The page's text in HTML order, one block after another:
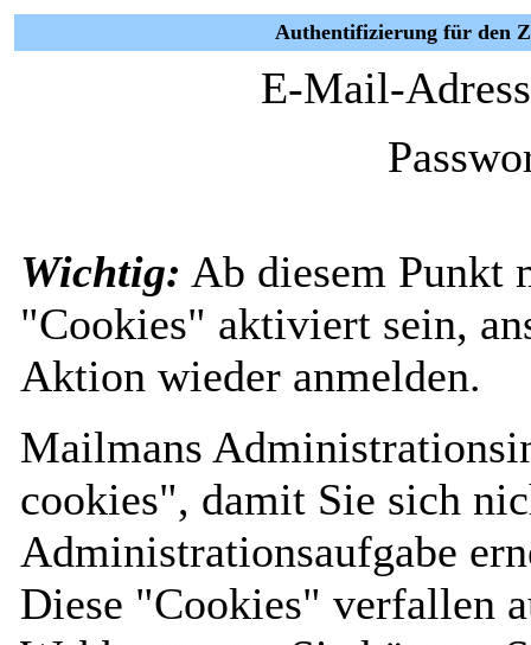
Authentifizierung für den
E-Mail-
Wichtig: Ab diesem Punkt
"Cookies" aktiviert sein,
Aktion wieder anmelden.
Mailmans
cookies", damit Sie sich
Administrationsaufgabe
Diese "Cookies" verfallen